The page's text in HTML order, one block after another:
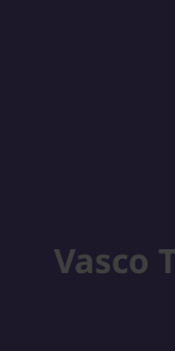
Vasco